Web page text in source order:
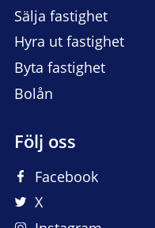
Sälja fastighet
Hyra ut fastighet
Byta fastighet
Bolån
Följ oss
Facebook
X